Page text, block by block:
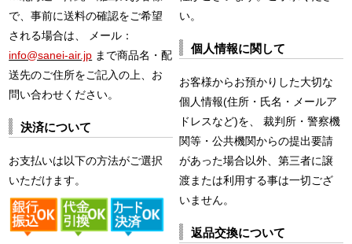
で、事前に送料の確認をご希望
される場合は、 メール：
info@sanei-air.jp まで商品名・配
送先のご住所をご記入の上、お
問い合わせください。
決済について
お支払いは以下の方法がご選択
いただけます。
い。
個人情報に関して
お客様からお預かりした大切な
個人情報(住所・氏名・メールア
ドレスなど)を、 裁判所・警察機
関等・公共機関からの提出要請
があった場合以外、第三者に譲
渡または利用する事は一切ござ
いません。
返品交換について